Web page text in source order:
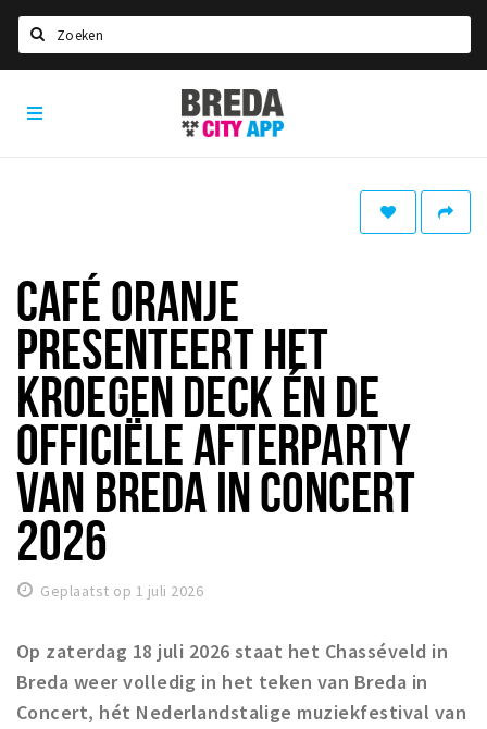
Home
Eten
Drinken
Slapen
Recreatief
Winkels
Winkelgebieden
Parkeren
Musea, theaters & podia
Uitjes & activiteiten
Toeristische routes
Breda
City
App
CAFÉ ORANJE
PRESENTEERT HET
KROEGEN DECK ÉN DE
OFFICIËLE AFTERPARTY
VAN BREDA IN CONCERT
2026
Geplaatst op 1 juli 2026
Op zaterdag 18 juli 2026 staat het Chasséveld in
Breda weer volledig in het teken van Breda in
Concert, hét Nederlandstalige muziekfestival van